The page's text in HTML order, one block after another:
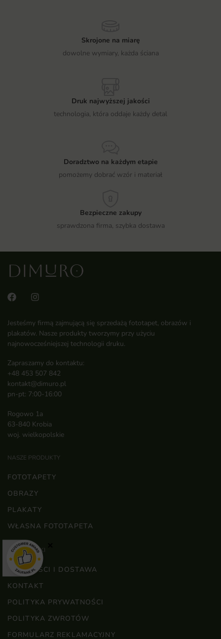
Skrojone na miarę
dowolne wymiary, każda ściana
Druk najwyższej jakości
technologia, która oddaje każdy detal
Doradztwo na każdym etapie
pomożemy dobrać wzór i materiał
Bezpieczne zakupy
sprawdzona firma, szybka dostawa
Jesteśmy firmą zajmującą się sprzedażą fototapet, obrazów i
plakatów. Nasze produkty tworzymy przy użyciu
najnowocześniejszej technologii druku.
Zapraszamy do kontaktu:
+48 453 507 842
kontakt@dimuro.pl
pn-pt: 7:00-16:00
Rogowo 1a
63-840 Krobia
woj. wielkopolskie
NASZE PRODUKTY
FOTOTAPETY
OBRAZY
PLAKATY
WŁASNA FOTOTAPETA
WAŻNE LINKI
PŁATNOŚCI I DOSTAWA
KONTAKT
POLITYKA PRYWATNOŚCI
POLITYKA ZWROTÓW
FORMULARZ REKLAMACYJNY